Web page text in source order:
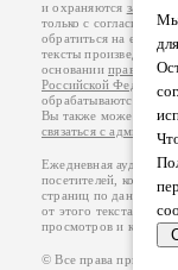
Мы
и охраняются законом
только с согласия
обратиться на его
тексты произведений
основанииправил
Российской Федерации
обрабатываются на
Вы также можете
связаться с
Ежедневная
посетителей,
страниц по данным
от этого текста. В
просмотров и
© Все права